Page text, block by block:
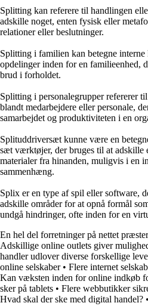
Splitting kan referere til handlingen
adskille noget, enten fysisk eller
relationer eller beslutninger.
Splitting i familien kan betegne
opdelinger inden for en familieenhed,
brud i forholdet.
Splitting i personalegrupper refererer
blandt medarbejdere eller personale,
samarbejdet og produktiviteten i en
Splituddriversæt kunne være en
sæt værktøjer, der bruges til at adskille
materialer fra hinanden, muligvis i en
sammenhæng.
Splix er en type af spil eller software,
adskille områder for at opnå formål
undgå hindringer, ofte inden for en
En hel del forretninger på nettet
Adskillige online outlets giver
handler udlover diverse forskellige
online selskaber• Flere internet
Kan væksten inden for online indkøb
sker på tablets • Flere webbutikker
Hvad skal der ske med digital handel? •